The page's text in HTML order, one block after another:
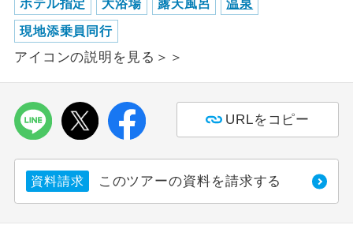
ホテル指定 大浴場 露天風呂 温泉
現地添乗員同行
アイコンの説明を見る＞＞
URLをコピー
資料請求 このツアーの資料を請求する
ホテル指定
ご紹介するホテルを指定したコースで
ス2席利用